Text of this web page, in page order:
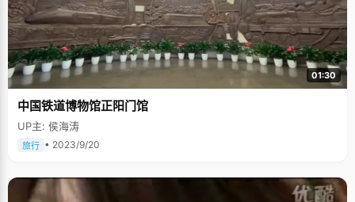
01:30
中国铁道博物馆正阳门馆
UP主: 侯海涛
旅行 • 2023/9/20